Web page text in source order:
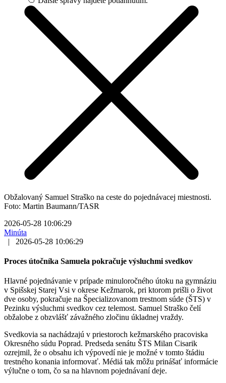
Obžalovaný Samuel Straško na ceste do pojednávacej miestnosti.
Foto: Martin Baumann/TASR
2026-05-28 10:06:29
Minúta
|
2026-05-28 10:06:29
Proces útočníka Samuela pokračuje výsluchmi svedkov
Hlavné pojednávanie v prípade minuloročného útoku na gymnáziu
v Spišskej Starej Vsi v okrese Kežmarok, pri ktorom prišli o život
dve osoby, pokračuje na Špecializovanom trestnom súde (ŠTS) v
Pezinku výsluchmi svedkov cez telemost. Samuel Straško čelí
obžalobe z obzvlášť závažného zločinu úkladnej vraždy.
Svedkovia sa nachádzajú v priestoroch kežmarského pracoviska
Okresného súdu Poprad. Predseda senátu ŠTS Milan Cisarik
ozrejmil, že o obsahu ich výpovedí nie je možné v tomto štádiu
trestného konania informovať. Médiá tak môžu prinášať informácie
výlučne o tom, čo sa na hlavnom pojednávaní deje.